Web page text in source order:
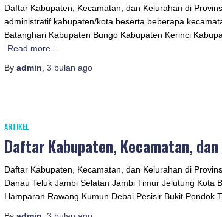
Daftar Kabupaten, Kecamatan, dan Kelurahan di
administratif kabupaten/kota beserta beberapa
Batanghari Kabupaten Bungo Kabupaten Kerinci
Read more…
By admin 3 bulan ago
ARTIKEL
Daftar Kabupaten, Kecamatan,
Daftar Kabupaten, Kecamatan, dan Kelurahan di
Danau Teluk Jambi Selatan Jambi Timur Jelutung Kota
Hamparan Rawang Kumun Debai Pesisir Bukit Pondok